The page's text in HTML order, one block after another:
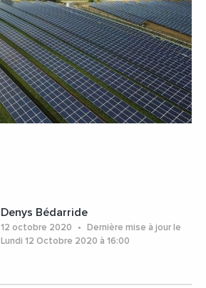
Denys Bédarride
12 octobre 2020
Dernière mise à jour le
Lundi 12 Octobre 2020 à 16:00